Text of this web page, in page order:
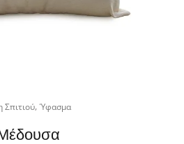
Σπιτιού, Ύφασμα